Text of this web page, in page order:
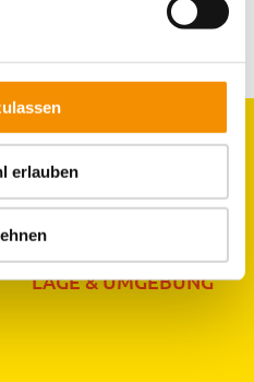
erlauben
GRUPPEN
LAGE & UMGEBUNG